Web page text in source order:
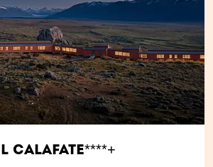
CALAFATE****+